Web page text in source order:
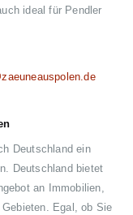
ideal für Pendler
Deutschland ein
Deutschland bietet
an Immobilien,
Egal, ob Sie